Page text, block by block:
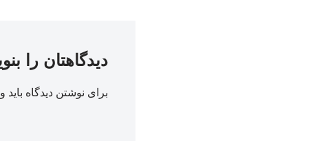
دیدگاهتان را
برای نوشتن دیدگاه باید